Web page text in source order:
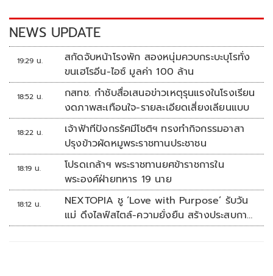
k k
NEWS UPDATE
19:29 น.
สกัดจับหน้าโรงพัก สองหนุ่มควบกระบะบุโรทั่ง
ขนเฮโรอีน-ไอซ์ มูลค่า 100 ล้าน
18:52 น.
กสทช. กำชับสื่อเสนอข่าวเหตุรุนแรงในโรงเรียน
งดภาพสะเทือนใจ-รายละเอียดเสี่ยงเลียนแบบ
18:22 น.
เจ้าฟ้าทีปังกรรัศมีโชติฯ ทรงทำกิจกรรมอาสา
ปรุงข้าวผัดหมูพระราชทานประชาชน
18:19 น.
โปรดเกล้าฯ พระราชทานยศข้าราชการใน
พระองค์ฝ่ายทหาร 19 นาย
18:12 น.
NEXTOPIA ชู ‘Love with Purpose’ รับวัน
แม่ ดึงไลฟ์สไตล์-ความยั่งยืน สร้างประสบกา
รณ์ช้อปปิงมีความหมาย